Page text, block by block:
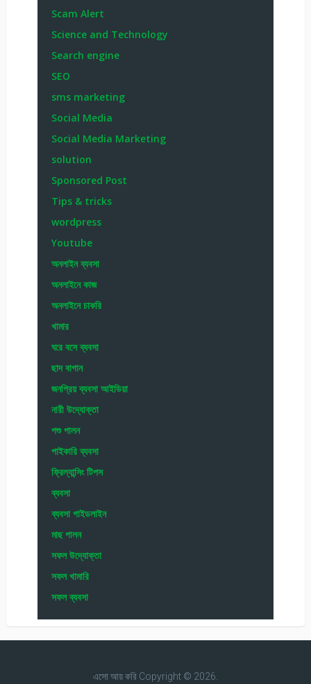
Scam Alert
Science and Technology
Search engine
SEO
sms marketing
Social Media
Social Media Marketing
solution
Sponsored Post
Tips & tricks
wordpress
Youtube
অনলাইন ব্যবসা
অনলাইনে কাজ
অনলাইনে চাকরি
খামার
ঘরে বসে ব্যবসা
ছাদ বাগান
জনপ্রিয় ব্যবসা আইডিয়া
নারী উদ্যোক্তা
পশু পালন
পাইকারি ব্যবসা
ফ্রিল্যান্সিং টিপস
ব্যবসা
ব্যবসা গাইডলাইন
মাছ পালন
সফল উদ্যোক্তা
সফল খামারি
সফল ব্যবসা
এসো আয় করিCopyright © 2026.